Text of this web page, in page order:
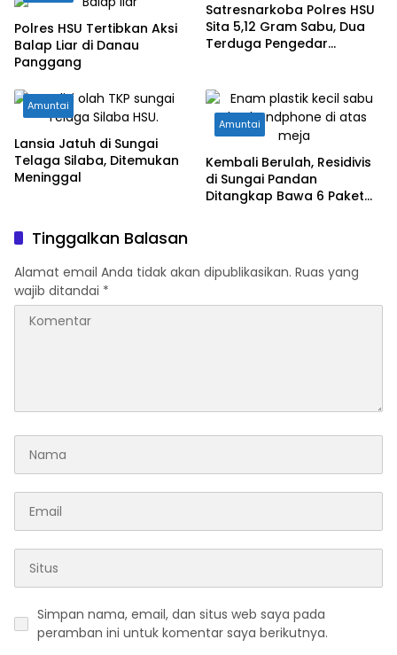
Polres HSU Tertibkan Aksi
Balap Liar di Danau
Panggang
Satresnarkoba Polres HSU
Sita 5,12 Gram Sabu, Dua
Terduga Pengedar
Amuntai
Lansia Jatuh di Sungai
Telaga Silaba, Ditemukan
Meninggal
Amuntai
Kembali Berulah, Residivis
di Sungai Pandan
Ditangkap Bawa 6 Paket
Tinggalkan Balasan
Alamat email Anda tidak akan dipublikasikan. Ruas yang
wajib ditandai *
Simpan nama, email, dan situs web saya pada
peramban ini untuk komentar saya berikutnya.